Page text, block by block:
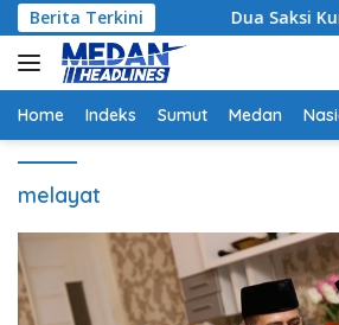
Langsung
ke
konten
Berita TerkiniDua Saksi Kunci
Home Indeks Sumut Medan
melayat